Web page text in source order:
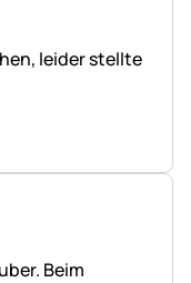
leider stellte
Beim